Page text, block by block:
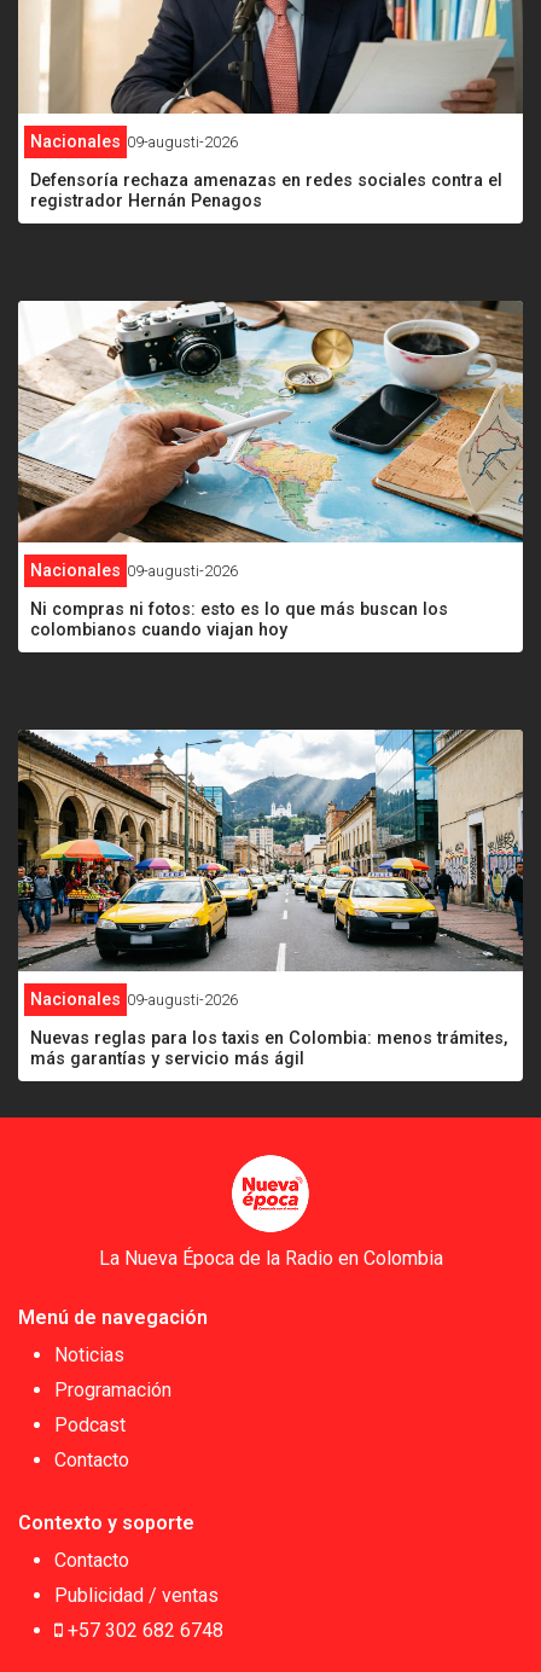
Nacionales 09-augusti-2026
Defensoría rechaza amenazas en redes sociales contra el
registrador Hernán Penagos
Nacionales 09-augusti-2026
Ni compras ni fotos: esto es lo que más buscan los
colombianos cuando viajan hoy
Nacionales 09-augusti-2026
Nuevas reglas para los taxis en Colombia: menos trámites,
más garantías y servicio más ágil
La Nueva Época de la Radio en Colombia
Menú de navegación
Noticias
Programación
Podcast
Contacto
Contexto y soporte
Contacto
Publicidad / ventas
+57 302 682 6748